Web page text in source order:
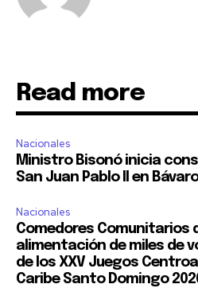
Read more
Nacionales
Ministro Bisonó inicia
San Juan Pablo II en Bávaro
Nacionales
Comedores Comunitarios
alimentación de miles de
de los XXV Juegos
Caribe Santo Domingo